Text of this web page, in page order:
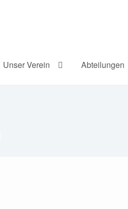
Unser Verein Abteilungen